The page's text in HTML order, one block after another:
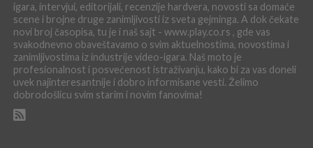
igara, intervjui, editorijali, recenzije hardvera, novosti sa domaće
scene i brojne druge zanimljivosti iz sveta gejminga. A dok čekate
novi broj časopisa, tu je i naš sajt - www.play.co.rs , gde vas
svakodnevno obaveštavamo o svim aktuelnostima, novostima i
zanimljivostima iz industrije video-igara. Naš moto je
profesionalnost i posvećenost istraživanju, kako bi za vas doneli
uvek najinteresantnije i dobro informisane vesti. Želimo
dobrodošlicu svim starim i novim fanovima!